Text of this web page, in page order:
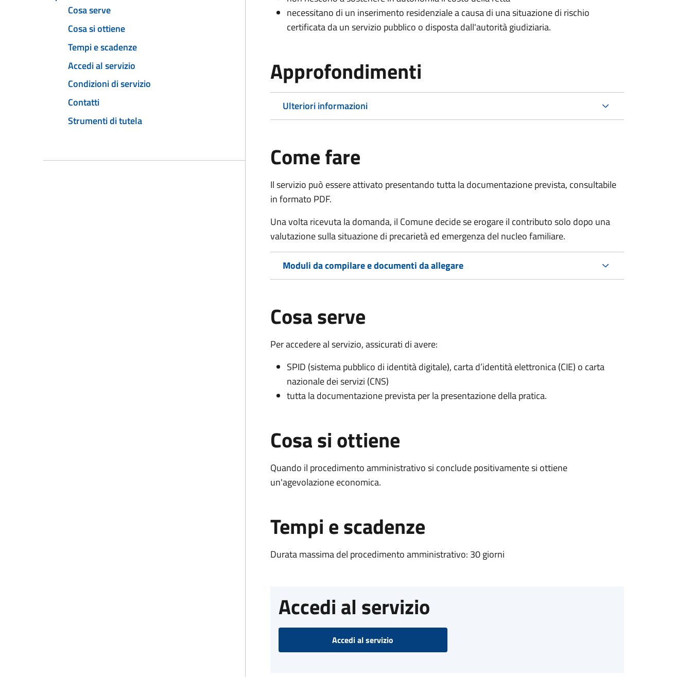
Cosa serve
Cosa si ottiene
Tempi e scadenze
Accedi al servizio
Condizioni di servizio
Contatti
Strumenti di tutela
necessitano di un inserimento residenziale a causa di una situazione di rischio
certificata da un servizio pubblico o disposta dall'autorità giudiziaria.
Approfondimenti
Ulteriori informazioni
Come fare
Il servizio può essere attivato presentando tutta la documentazione prevista, consultabile
in formato PDF.
Una volta ricevuta la domanda, il Comune decide se erogare il contributo solo dopo una
valutazione sulla situazione di precarietà ed emergenza del nucleo familiare.
Moduli da compilare e documenti da allegare
Cosa serve
Per accedere al servizio, assicurati di avere:
SPID (sistema pubblico di identità digitale), carta d’identità elettronica (CIE) o carta
nazionale dei servizi (CNS)
tutta la documentazione prevista per la presentazione della pratica.
Cosa si ottiene
Quando il procedimento amministrativo si conclude positivamente si ottiene
un'agevolazione economica.
Tempi e scadenze
Durata massima del procedimento amministrativo: 30 giorni
Accedi al servizio
Accedi al servizio